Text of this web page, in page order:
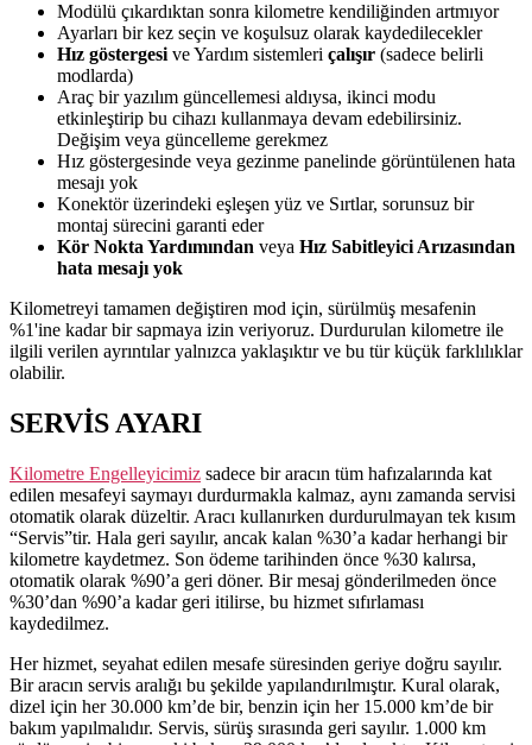
Modülü çıkardıktan sonra kilometre kendiliğinden artmıyor
Ayarları bir kez seçin ve koşulsuz olarak kaydedilecekler
Hız göstergesi ve Yardım sistemleri çalışır (sadece belirli
modlarda)
Araç bir yazılım güncellemesi aldıysa, ikinci modu
etkinleştirip bu cihazı kullanmaya devam edebilirsiniz.
Değişim veya güncelleme gerekmez
Hız göstergesinde veya gezinme panelinde görüntülenen hata
mesajı yok
Konektör üzerindeki eşleşen yüz ve Sırtlar, sorunsuz bir
montaj sürecini garanti eder
Kör Nokta Yardımından veya Hız Sabitleyici Arızasından
hata mesajı yok
Kilometreyi tamamen değiştiren mod için, sürülmüş mesafenin
%1'ine kadar bir sapmaya izin veriyoruz. Durdurulan kilometre ile
ilgili verilen ayrıntılar yalnızca yaklaşıktır ve bu tür küçük farklılıklar
olabilir.
SERVİS AYARI
Kilometre Engelleyicimiz sadece bir aracın tüm hafızalarında kat
edilen mesafeyi saymayı durdurmakla kalmaz, aynı zamanda servisi
otomatik olarak düzeltir. Aracı kullanırken durdurulmayan tek kısım
“Servis”tir. Hala geri sayılır, ancak kalan %30’a kadar herhangi bir
kilometre kaydetmez. Son ödeme tarihinden önce %30 kalırsa,
otomatik olarak %90’a geri döner. Bir mesaj gönderilmeden önce
%30’dan %90’a kadar geri itilirse, bu hizmet sıfırlaması
kaydedilmez.
Her hizmet, seyahat edilen mesafe süresinden geriye doğru sayılır.
Bir aracın servis aralığı bu şekilde yapılandırılmıştır. Kural olarak,
dizel için her 30.000 km’de bir, benzin için her 15.000 km’de bir
bakım yapılmalıdır. Servis, sürüş sırasında geri sayılır. 1.000 km